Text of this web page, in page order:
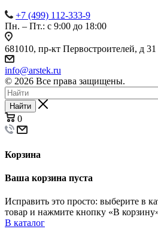
+7 (499) 112-333-9
Пн. – Пт.: с 9:00 до 18:00
681010, пр-кт Первостроителей, д 31
info@arstek.ru
© 2026 Все права защищены.
Найти
0
Корзина
Ваша корзина пуста
Исправить это просто: выберите в
товар и нажмите кнопку «В
В каталог